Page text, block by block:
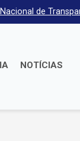
de
NOTÍCIAS